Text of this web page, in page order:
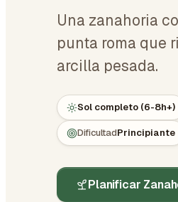
Una zanahoria
punta roma que
arcilla pesada.
Sol completo (6-8h+)
DificultadPrincipiante
Planificar